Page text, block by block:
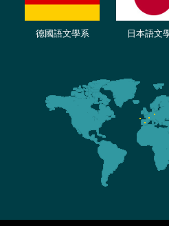
德國語文學系 日本語文